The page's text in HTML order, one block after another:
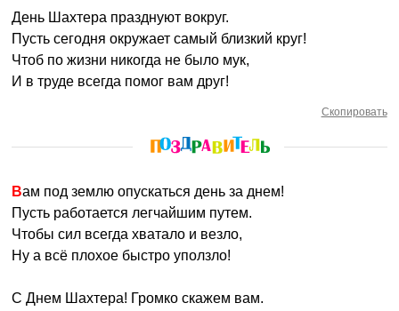
День Шахтера празднуют вокруг.
Пусть сегодня окружает самый близкий круг!
Чтоб по жизни никогда не было мук,
И в труде всегда помог вам друг!
Скопировать
Вам под землю опускаться день за днем!
Пусть работается легчайшим путем.
Чтобы сил всегда хватало и везло,
Ну а всё плохое быстро уползло!
С Днем Шахтера! Громко скажем вам.